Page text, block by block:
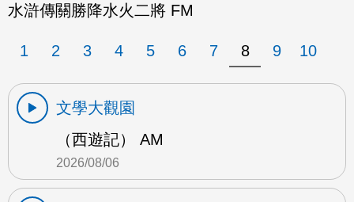
水滸傳關勝降水火二將 FM
1 2 3 4 5 6 7 8 9 10
文學大觀園
（西遊記） AM
2026/08/06